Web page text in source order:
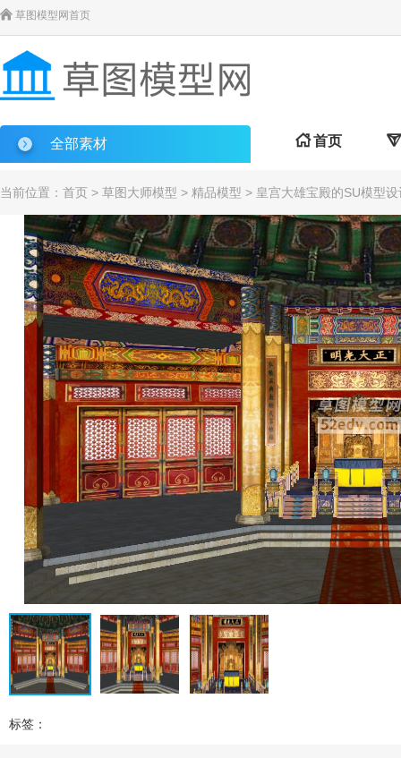
 草图模型网首页
全部素材 首页 
当前位置： 首页 > 草图大师模型 > 精品模型 > 皇宫大雄宝殿的SU模型设
标签：